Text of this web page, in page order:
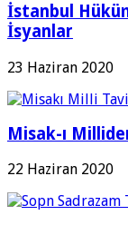
İstanbul
İsyanlar
23 Haziran 2020
Misak-ı
22 Haziran 2020